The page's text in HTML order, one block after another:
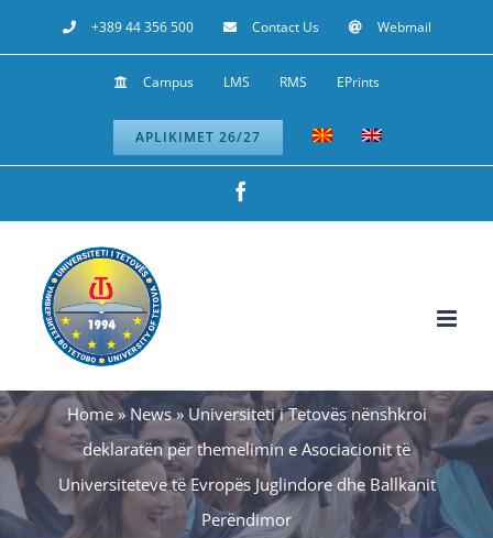
to
+389 44 356 500 Contact Us Webmail
Campus LMS RMS EPrints
APLIKIMET 26/27
Home» News» Universiteti i Tetovës nënshkroi
deklaratën për themelimin e Asociacionit të
Universiteteve të Evropës Juglindore dhe Ballkanit
Perëndimor